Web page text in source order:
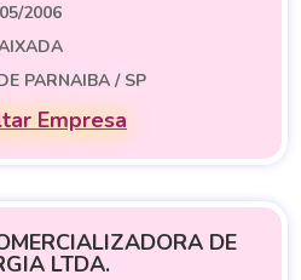
2006
PARNAIBA / SP
Empresa
DE
LTDA.